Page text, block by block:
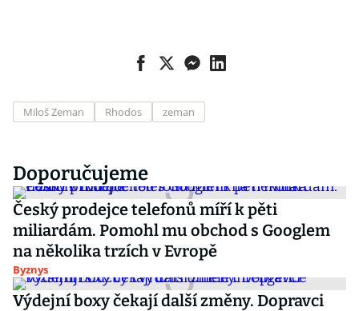
Miloš Zeman Rhodos zeman
Doporučujeme
Český prodejce telefonů míří k pěti
miliardám. Pomohl mu obchod s Googlem
na několika trzích v Evropě
Byznys
Výdejní boxy čekají další změny. Dopravci